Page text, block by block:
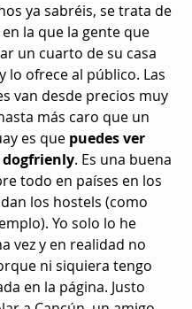
ya sabréis, se trata de
la que la gente que
un cuarto de su casa
lo ofrece al público. Las
van desde precios muy
más caro que un
es que puedes ver
dogfrienly. Es una buena
todo en países en los
los hostels (como
Yo solo lo he
vez y en realidad no
ni siquiera tengo
en la página. Justo